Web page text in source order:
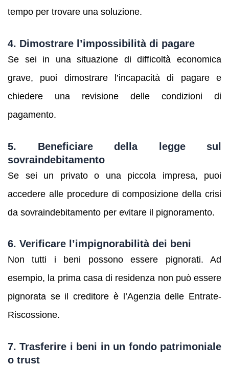
tempo per trovare una soluzione.
4. Dimostrare l’impossibilità di pagare
Se sei in una situazione di difficoltà economica
grave, puoi dimostrare l’incapacità di pagare e
chiedere una revisione delle condizioni di
pagamento.
5. Beneficiare della legge sul
sovraindebitamento
Se sei un privato o una piccola impresa, puoi
accedere alle procedure di composizione della crisi
da sovraindebitamento per evitare il pignoramento.
6. Verificare l’impignorabilità dei beni
Non tutti i beni possono essere pignorati. Ad
esempio, la prima casa di residenza non può essere
pignorata se il creditore è l’Agenzia delle Entrate-
Riscossione.
7. Trasferire i beni in un fondo patrimoniale
o trust